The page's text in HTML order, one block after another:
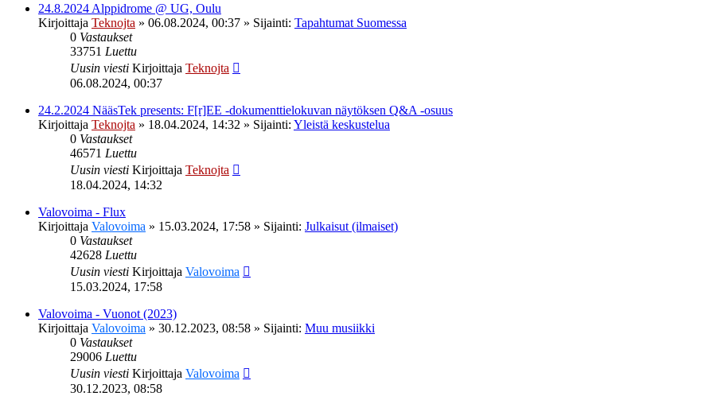
24.8.2024 Alppidrome @ UG, Oulu
Kirjoittaja Teknojta » 06.08.2024, 00:37 » Sijainti: Tapahtumat Suomessa
0 Vastaukset
33751 Luettu
Uusin viesti Kirjoittaja Teknojta
06.08.2024, 00:37
24.2.2024 NääsTek presents: F[r]EE -dokumenttielokuvan näytöksen Q&A -osuus
Kirjoittaja Teknojta » 18.04.2024, 14:32 » Sijainti: Yleistä keskustelua
0 Vastaukset
46571 Luettu
Uusin viesti Kirjoittaja Teknojta
18.04.2024, 14:32
Valovoima - Flux
Kirjoittaja Valovoima » 15.03.2024, 17:58 » Sijainti: Julkaisut (ilmaiset)
0 Vastaukset
42628 Luettu
Uusin viesti Kirjoittaja Valovoima
15.03.2024, 17:58
Valovoima - Vuonot (2023)
Kirjoittaja Valovoima » 30.12.2023, 08:58 » Sijainti: Muu musiikki
0 Vastaukset
29006 Luettu
Uusin viesti Kirjoittaja Valovoima
30.12.2023, 08:58